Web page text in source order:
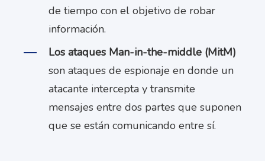
de tiempo con el objetivo de robar
información.
Los ataques Man-in-the-middle (MitM)
son ataques de espionaje en donde un
atacante intercepta y transmite
mensajes entre dos partes que suponen
que se están comunicando entre sí.